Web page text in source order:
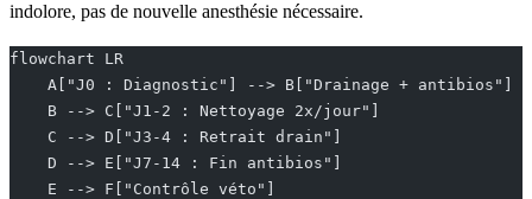
indolore, pas de nouvelle anesthésie nécessaire.
flowchart LR
    A["J0 : Diagnostic"] --> B["Drainage + antibios"]
    B --> C["J1-2 : Nettoyage 2x/jour"]
    C --> D["J3-4 : Retrait drain"]
    D --> E["J7-14 : Fin antibios"]
    E --> F["Contrôle véto"]